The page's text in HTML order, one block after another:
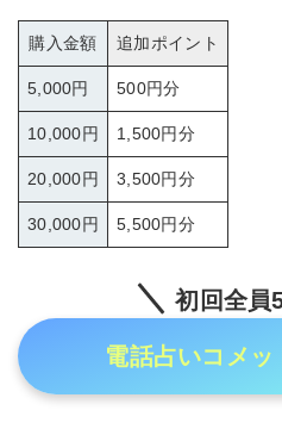
購入金額 追加ポイント
5,000円 500円分
10,000円 1,500円分
20,000円 3,500円分
30,000円 5,500円分
初回全員
電話占いコメッ